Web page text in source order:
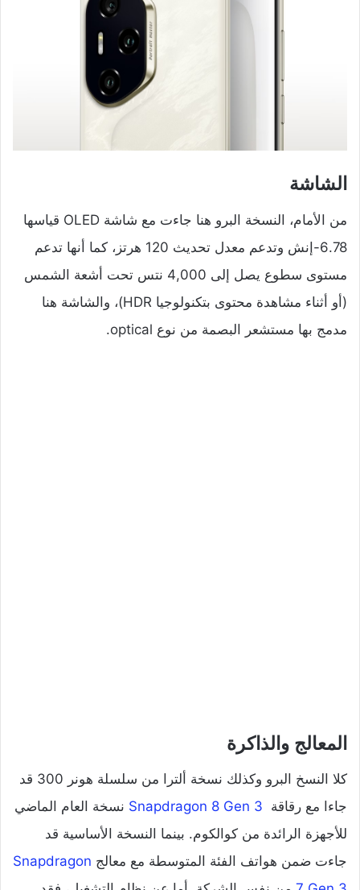
الشاشة
من الأمام، النسخة البرو هنا جاءت مع شاشة OLED قياسها
6.78-إنش وتدعم معدل تحديث 120 هرتز، كما أنها تدعم
مستوى سطوع يصل إلى 4,000 نتس تحت أشعة الشمس
(أو أثناء مشاهدة محتوى بتكنولوجيا HDR)، والشاشة هنا
مدمج بها مستشعر البصمة من نوع optical.
المعالج والذاكرة
كلا النسخ البرو وكذلك نسخة ألترا من سلسلة هونر 300 قد
جاءا مع رقاقة Snapdragon 8 Gen 3 نسخة العام الماضي
للأجهزة الرائدة من كوالكوم. بينما النسخة الأساسية قد
جاءت ضمن هواتف الفئة المتوسطة مع معالج Snapdragon